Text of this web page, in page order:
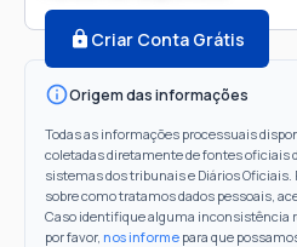
Criar Conta Grátis
Origem das informações
Todas as informações processuais
coletadas diretamente de fontes oficiais
sistemas dos tribunais e Diários
sobre como tratamos dados pessoais,
Caso identifique alguma inconsistência
por favor, nos informe para que